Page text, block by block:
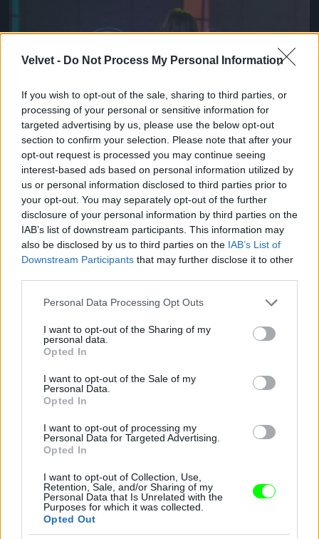
Velvet - Do Not Process My Personal Information
If you wish to opt-out of the sale, sharing to third parties, or
processing of your personal or sensitive information for
targeted advertising by us, please use the below opt-out
section to confirm your selection. Please note that after your
opt-out request is processed you may continue seeing
interest-based ads based on personal information utilized by
us or personal information disclosed to third parties prior to
your opt-out. You may separately opt-out of the further
disclosure of your personal information by third parties on the
IAB’s list of downstream participants. This information may
also be disclosed by us to third parties on the IAB’s List of
Downstream Participants that may further disclose it to other
Please note that this website/app uses one or more Google
not limited to your visit or usage behaviour. You may click to
grant or deny consent to Google and its third-party tags to
use your data for below specified purposes in below Google
consent section.
Personal Data Processing Opt Outs
I want to opt-out of the Sharing of my
personal data.
Opted In
I want to opt-out of the Sale of my
Personal Data.
Opted In
I want to opt-out of processing my
Personal Data for Targeted Advertising.
Opted In
I want to opt-out of Collection, Use,
Retention, Sale, and/or Sharing of my
Personal Data that Is Unrelated with the
Purposes for which it was collected.
Opted Out
Ez a csillogó izé mindenesetre meglepően sokat
takar a fenekéből
Fotó: Gregory Pace / Beimages / Northfoto